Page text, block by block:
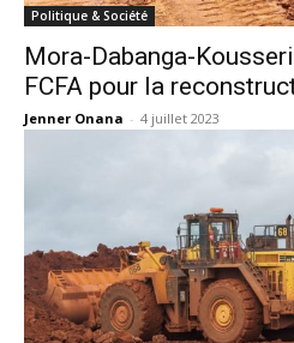
Politique & Société
Mora-Dabanga-
FCFA pour la
Jenner Onana - 4 juillet 2023